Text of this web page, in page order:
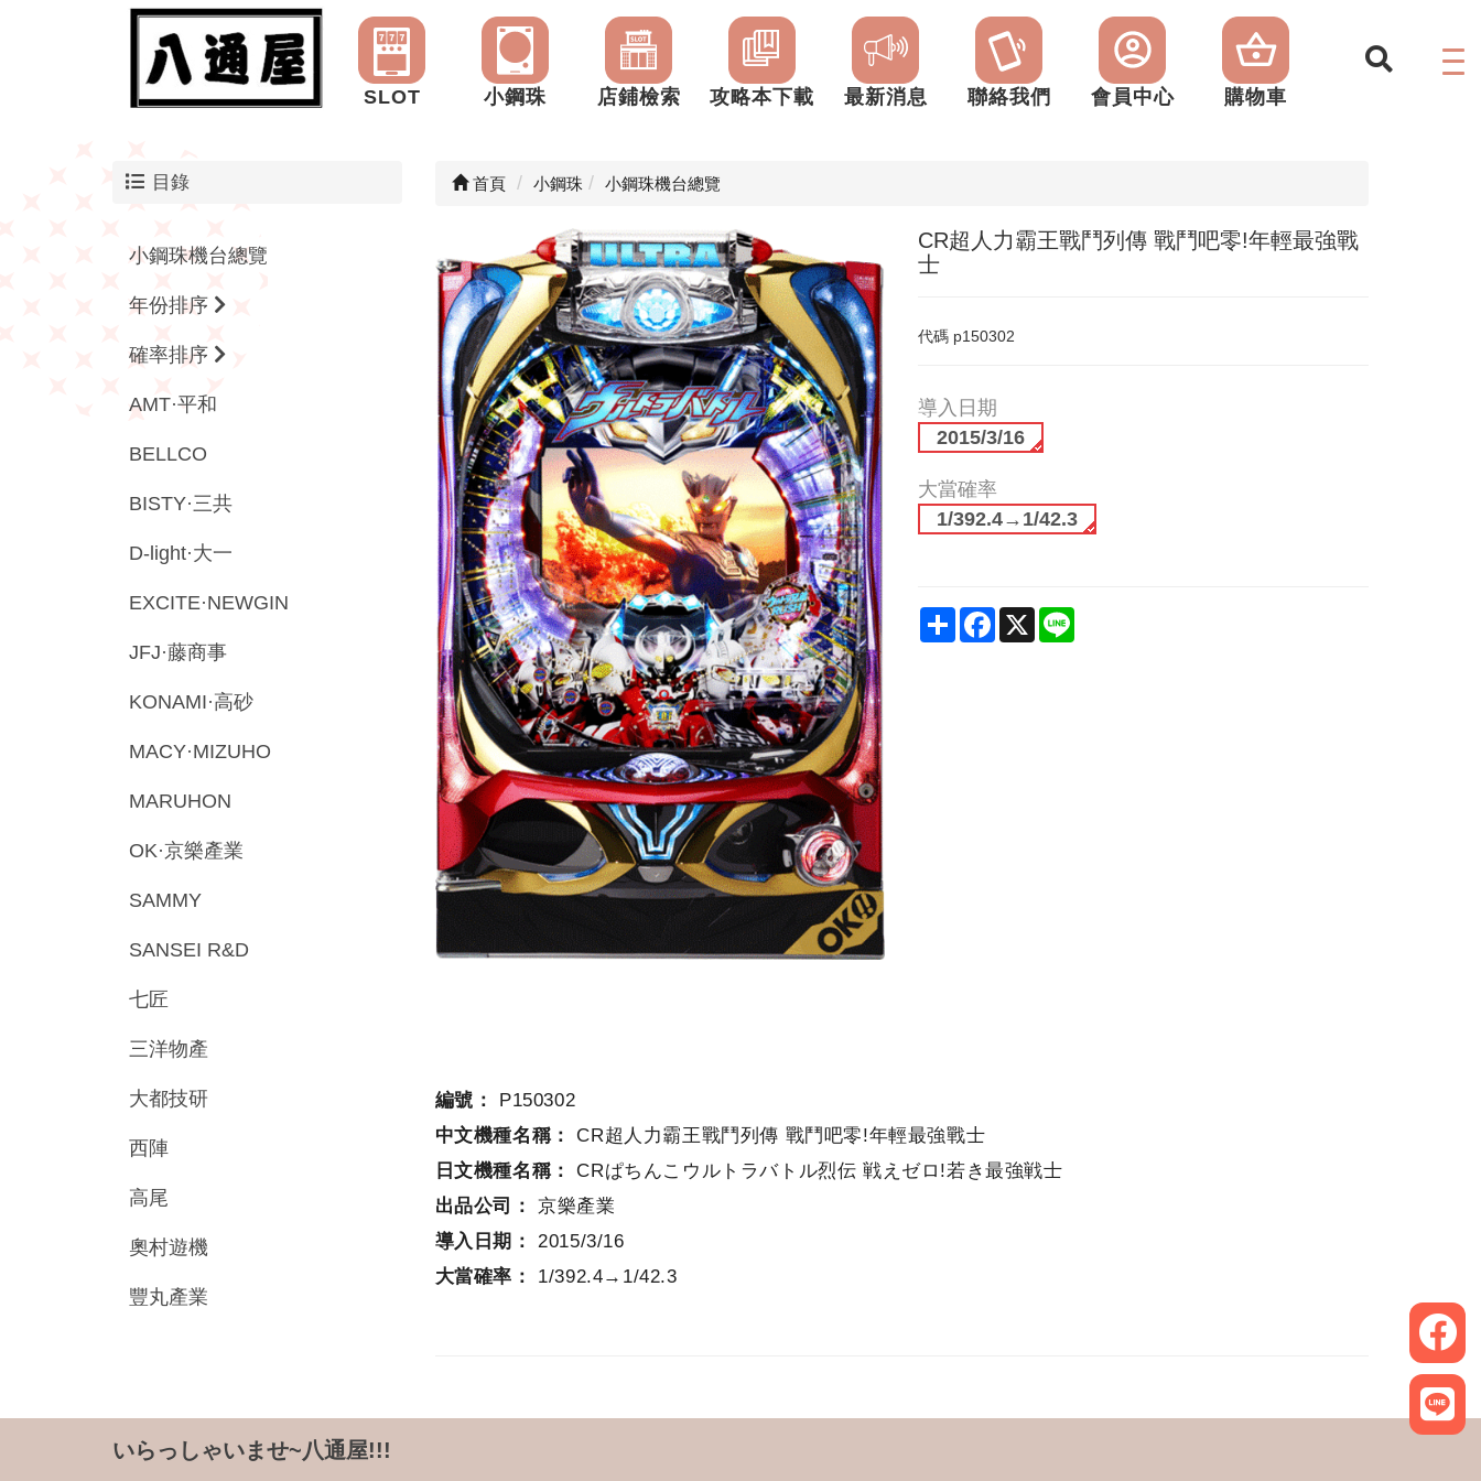
SLOT 小鋼珠 店鋪檢索 攻略本下載 最新消息 聯絡我們 會員中心 購物車
目錄
小鋼珠機台總覽
年份排序
確率排序
AMT·平和
BELLCO
BISTY·三共
D-light·大一
EXCITE·NEWGIN
JFJ·藤商事
KONAMI·高砂
MACY·MIZUHO
MARUHON
OK·京樂產業
SAMMY
SANSEI R&D
七匠
三洋物產
大都技研
西陣
高尾
奧村遊機
豐丸產業
首頁 小鋼珠 小鋼珠機台總覽
CR超人力霸王戰鬥列傳 戰鬥吧零!年輕最強戰
士
代碼 p150302
導入日期
2015/3/16
大當確率
1/392.4→1/42.3
ShareFacebook
X
編號：
P150302
中文機種名稱：CR超人力霸王戰鬥列傳 戰鬥吧零!年輕最強戰士
日文機種名稱：CRぱちんこウルトラバトル烈伝 戦えゼロ!若き最強戦士
出品公司：京樂產業
導入日期：2015/3/16
大當確率： 1/392.4→1/42.3
いらっしゃいませ~八通屋!!!